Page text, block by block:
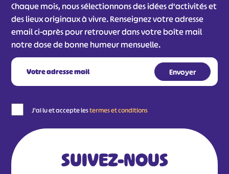
Chaque mois, nous sélectionnons des idées d'activités et
des lieux originaux à vivre. Renseignez votre adresse
email ci-après pour retrouver dans votre boîte mail
notre dose de bonne humeur mensuelle.
J'ai lu et accepte lestermes et conditions
SUIVEZ-NOUS